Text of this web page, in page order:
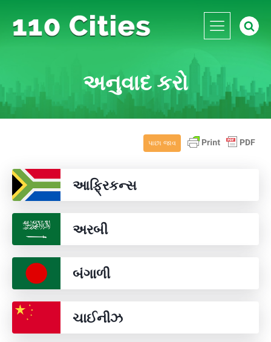
અનુવાદ કરો
પાછા જાવ
આફ્રિકન્સ
અરબી
બંગાળી
ચાઈનીઝ